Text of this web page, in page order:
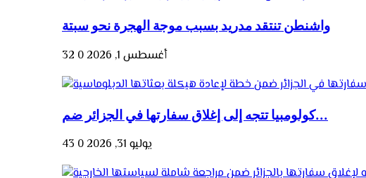
واشنطن تنتقد مدريد بسبب موجة الهجرة نحو سبتة
أغسطس 1, 2026 0
32
كولومبيا تتجه إلى إغلاق سفارتها في الجزائر ضم...
يوليو 31, 2026 0
43